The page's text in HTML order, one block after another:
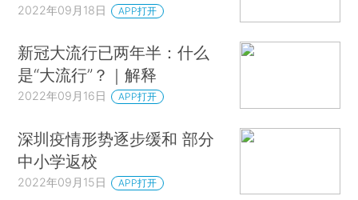
2022年09月18日 APP打开
新冠大流行已两年半：什么
是“大流行”？｜解释
2022年09月16日 APP打开
深圳疫情形势逐步缓和 部分
中小学返校
2022年09月15日 APP打开